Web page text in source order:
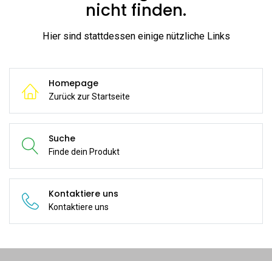
nicht finden.
Hier sind stattdessen einige nützliche Links
Homepage
Zurück zur Startseite
Suche
Finde dein Produkt
Kontaktiere uns
Kontaktiere uns